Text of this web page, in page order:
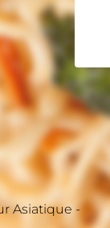
Asiatique -